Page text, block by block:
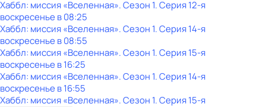
Хаббл: миссия «Вселенная». Сезон 1. Серия 12-я
воскресенье в08:25
Хаббл: миссия «Вселенная». Сезон 1. Серия 14-я
воскресенье в08:55
Хаббл: миссия «Вселенная». Сезон 1. Серия 15-я
воскресенье в16:25
Хаббл: миссия «Вселенная». Сезон 1. Серия 14-я
воскресенье в16:55
Хаббл: миссия «Вселенная». Сезон 1. Серия 15-я